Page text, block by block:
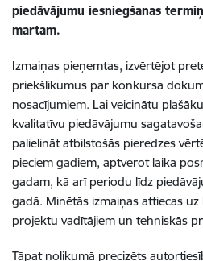
piedāvājumu iesniegšanas
martam.
Izmaiņas pieņemtas, izvērtējot
priekšlikumus par konkursa
nosacījumiem. Lai veicinātu
kvalitatīvu piedāvājumu
palielināt atbilstošās pieredzes
pieciem gadiem, aptverot laika
gadam, kā arī periodu līdz
gadā. Minētās izmaiņas attiecas
projektu vadītājiem un tehniskās
Tāpat nolikumā precizēts